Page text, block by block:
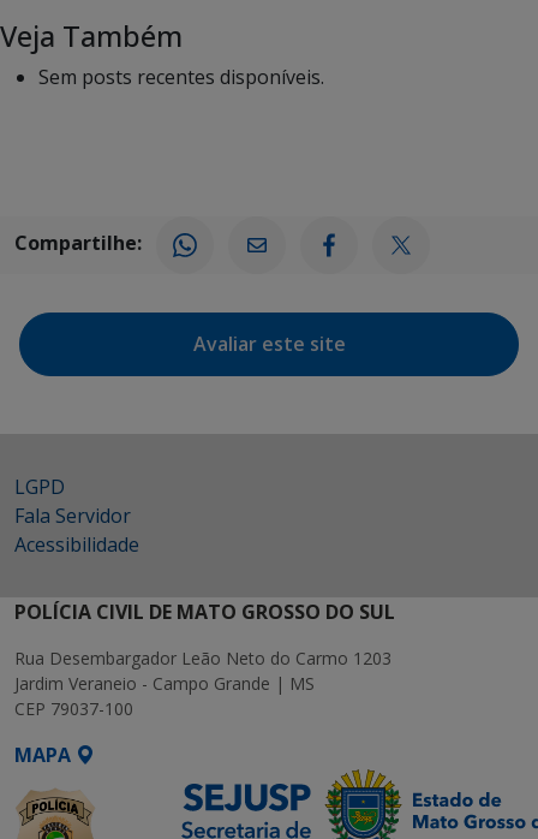
Veja Também
Sem posts recentes disponíveis.
Compartilhe:
Avaliar este site
LGPD
Fala Servidor
Acessibilidade
POLÍCIA CIVIL DE MATO GROSSO DO SUL
Rua Desembargador Leão Neto do Carmo 1203
Jardim Veraneio - Campo Grande | MS
CEP 79037-100
MAPA